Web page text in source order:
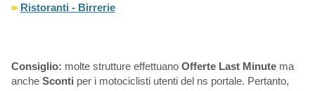
Ristoranti - Birrerie
Consiglio: molte strutture effettuano Offerte Last Minutema
anche Sconti per i motociclisti utenti del ns portale. Pertanto,